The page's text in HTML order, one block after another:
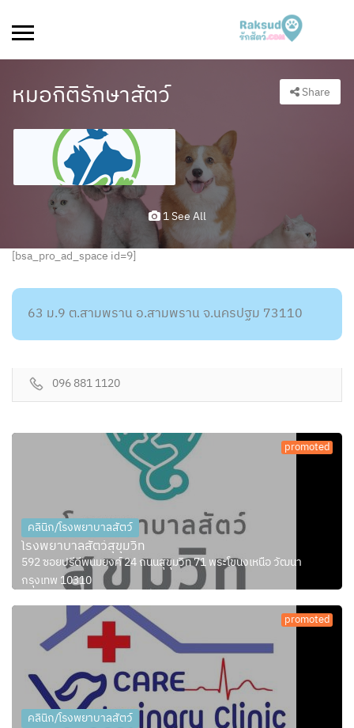
หมอกิติรักษาสัตว์ Share
1 See All
[bsa_pro_ad_space id=9]
63 ม.9 ต.สามพราน อ.สามพราน จ.นครปฐม 73110
096 881 1120
promoted
คลินิก/โรงพยาบาลสัตว์
โรงพยาบาลสัตว์สุขุมวิท
592 ซอยปรีดีพนมยงค์ 24 ถนนสุขุมวิท 71 พระโขนงเหนือ วัฒนา
กรุงเทพ 10310
promoted
คลินิก/โรงพยาบาลสัตว์